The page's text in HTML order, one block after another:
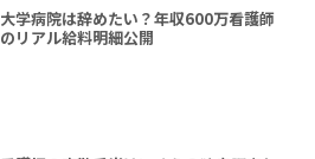
大学病院は辞めたい？年収600万看護師
のリアル給料明細公開